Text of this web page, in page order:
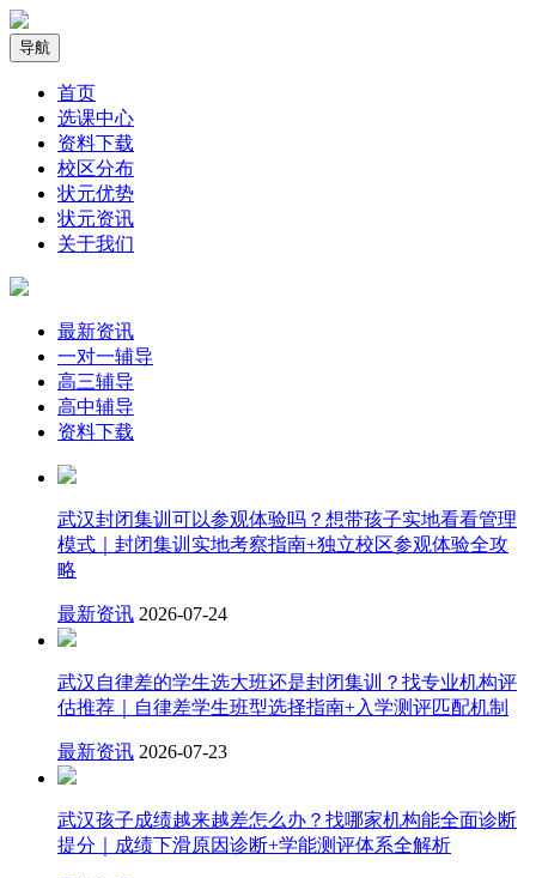
导航
首页
选课中心
资料下载
校区分布
状元优势
状元资讯
关于我们
最新资讯
一对一辅导
高三辅导
高中辅导
资料下载
武汉封闭集训可以参观体验吗？想带孩子实地看看管理
模式｜封闭集训实地考察指南+独立校区参观体验全攻
略
最新资讯 2026-07-24
武汉自律差的学生选大班还是封闭集训？找专业机构评
估推荐｜自律差学生班型选择指南+入学测评匹配机制
最新资讯 2026-07-23
武汉孩子成绩越来越差怎么办？找哪家机构能全面诊断
提分｜成绩下滑原因诊断+学能测评体系全解析